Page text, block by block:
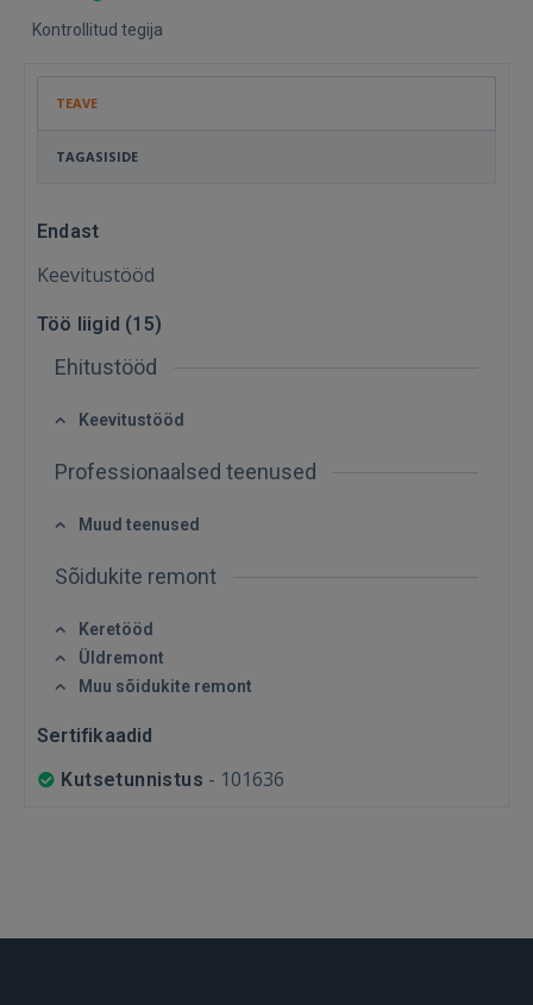
Kontrollitud tegija
TEAVE
TAGASISIDE
Endast
Keevitustööd
Töö liigid (15)
Ehitustööd
Keevitustööd
Professionaalsed teenused
Muud teenused
Sõidukite remont
Keretööd
Üldremont
Muu sõidukite remont
Sertifikaadid
Kutsetunnistus - 101636